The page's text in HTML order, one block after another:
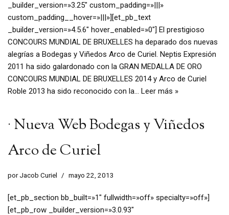
_builder_version=»3.25″ custom_padding=»|||»
custom_padding__hover=»|||»][et_pb_text
_builder_version=»4.5.6″ hover_enabled=»0″] El prestigioso
CONCOURS MUNDIAL DE BRUXELLES ha deparado dos nuevas
alegrías a Bodegas y Viñedos Arco de Curiel. Neptis Expresión
2011 ha sido galardonado con la GRAN MEDALLA DE ORO
CONCOURS MUNDIAL DE BRUXELLES 2014 y Arco de Curiel
Roble 2013 ha sido reconocido con la… Leer más »
· Nueva Web Bodegas y Viñedos
Arco de Curiel
porJacob Curiel mayo 22, 2013
[et_pb_section bb_built=»1″ fullwidth=»off» specialty=»off»]
[et_pb_row _builder_version=»3.0.93″